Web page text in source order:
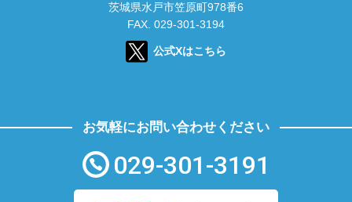
茨城県水戸市笠原町978番6
FAX. 029-301-3194
公式Xはこちら
お気軽にお問い合わせください
029-301-3191